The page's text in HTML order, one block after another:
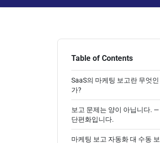
Table of Contents
SaaS의 마케팅 보고란 무엇인
가?
보고 문제는 양이 아닙니다. —
단편화입니다.
마케팅 보고 자동화 대 수동 보